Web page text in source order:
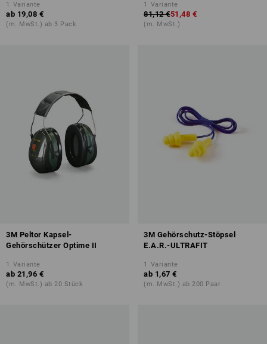
1 Variante
ab 19,08 €
(m. MwSt.) ab 3 Pack
1 Variante
81,12 €51,48 €
(m. MwSt.)
3M Peltor Kapsel-
Gehörschützer Optime II
1 Variante
ab 21,96 €
(m. MwSt.) ab 20 Stück
3M Gehörschutz-Stöpsel
E.A.R.-ULTRAFIT
1 Variante
ab 1,67 €
(m. MwSt.) ab 200 Paar